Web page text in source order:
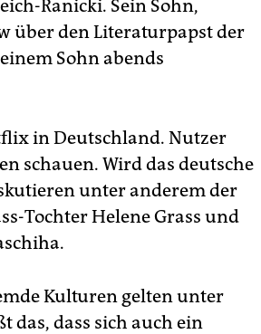
Ranicki. Sein Sohn,
über den Literaturpapst der
Sohn abends
in Deutschland. Nutzer
schauen. Wird das deutsche
unter anderem der
Tochter Helene Grass und
Kulturen gelten unter
das, dass sich auch ein